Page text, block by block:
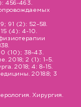
456-463.
91 (2): 52–58.
(4): 4-10.
(10); 38–43.
2018; 2 (1): 1–5.
2018; 4: 8–15.
2018.8; 3
Хирургия.